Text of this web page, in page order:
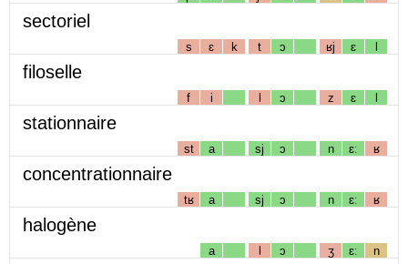
sectoriel
s ɛ k t ɔ ʁj ɛ l
filoselle
f i l ɔ z ɛ l
stationnaire
st a sj ɔ n ɛː ʁ
concentrationnaire
tʁ a sj ɔ n ɛː ʁ
halogène
a l ɔ ʒ ɛː n